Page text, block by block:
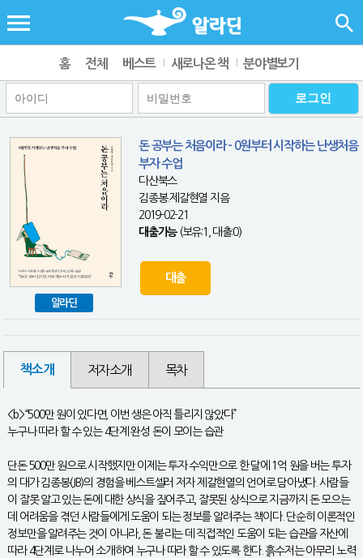
홈 전체 베스트 새로나온 책 분야별보기
알라딘
돈 공부는 처음이라 - 0원부터 시작하는 난생처음
부자 수업
다산북스
김종봉.제갈현열 지음
2019-02-21
대출가능(보유:1, 대출:0)
대출
책소개 저자소개 목차
<b>“500만 원이 있다면, 이번 생은 아직 틀리지 않았다”
누구나 따라 할 수 있는 4단계 완성 돈이 모이는 습관
단돈 500만 원으로 시작했지만 이제는 투자 수익만으로 한 달에 1억 원을 버는 투자
의 대가 김종봉(JB)의 경험을 베스트셀러 저자 제갈현열의 언어로 담아냈다. 사람들
이 잘못 알고 있는 돈에 대한 상식을 짚어주고, 잘못된 상식으로 지금까지 돈 모으는
데 어려움을 겪던 사람들에게 도움이 되는 정보를 알려주는 책이다. 단순히 이론적인
정보만을 알려주는 것이 아니라, 돈 불리는 데 직접적인 도움이 되는 습관을 자산에
따라 4단계로 나누어 소개하여 누구나 따라 할 수 있도록 한다. 흙수저는 아무리 노력